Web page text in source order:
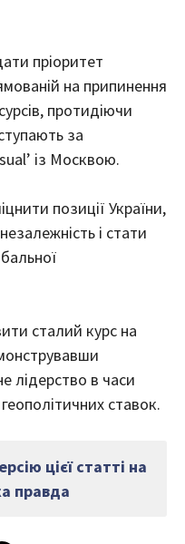
пріоритет
на припинення
протидіючи
за
із Москвою.
позиції України,
і стати
сталий курс на
лідерство в часи
ставок.
цієї статті на
правда